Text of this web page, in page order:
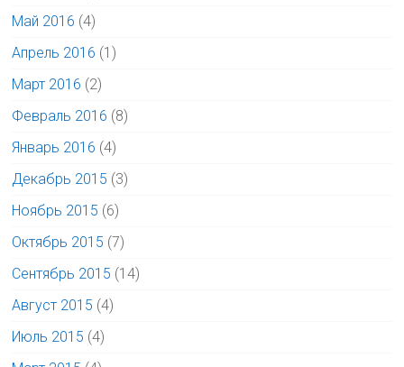
Май 2016 (4)
Апрель 2016 (1)
Март 2016 (2)
Февраль 2016 (8)
Январь 2016 (4)
Декабрь 2015 (3)
Ноябрь 2015 (6)
Октябрь 2015 (7)
Сентябрь 2015 (14)
Август 2015 (4)
Июль 2015 (4)